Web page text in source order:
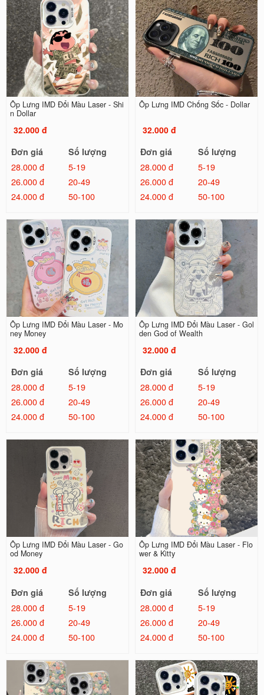
Ốp Lưng IMD Đổi Màu Laser - Shi
n Dollar
32.000 đ
Đơn giá
Số lượng
28.000 đ
5-19
26.000 đ
20-49
24.000 đ
50-100
Ốp Lưng IMD Chống Sốc - Dollar
32.000 đ
Đơn giá
Số lượng
28.000 đ
5-19
26.000 đ
20-49
24.000 đ
50-100
Ốp Lưng IMD Đổi Màu Laser - Mo
ney Money
32.000 đ
Đơn giá
Số lượng
28.000 đ
5-19
26.000 đ
20-49
24.000 đ
50-100
Ốp Lưng IMD Đổi Màu Laser - Gol
den God of Wealth
32.000 đ
Đơn giá
Số lượng
28.000 đ
5-19
26.000 đ
20-49
24.000 đ
50-100
Ốp Lưng IMD Đổi Màu Laser - Go
od Money
32.000 đ
Đơn giá
Số lượng
28.000 đ
5-19
26.000 đ
20-49
24.000 đ
50-100
Ốp Lưng IMD Đổi Màu Laser - Flo
wer & Kitty
32.000 đ
Đơn giá
Số lượng
28.000 đ
5-19
26.000 đ
20-49
24.000 đ
50-100